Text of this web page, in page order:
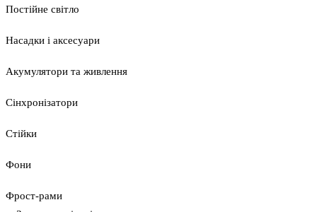
Постійне світло
Насадки і аксесуари
Акумулятори та живлення
Сінхронізатори
Стійки
Фони
Фрост-рами